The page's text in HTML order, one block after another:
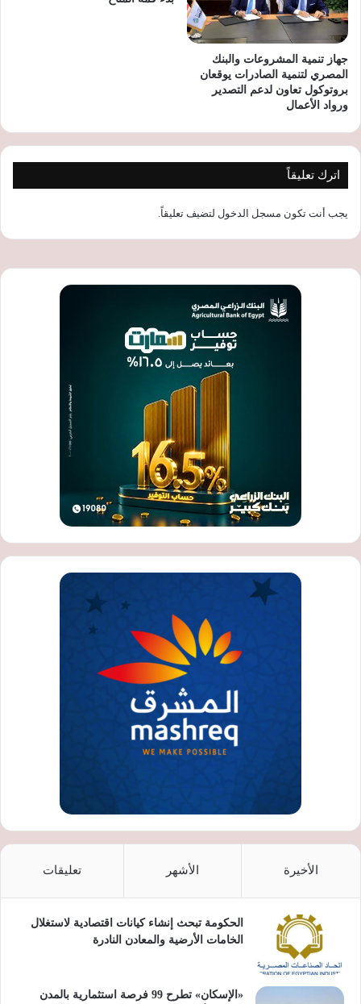
جهاز تنمية المشروعات والبنك
المصري لتنمية الصادرات يوقعان
بروتوكول تعاون لدعم التصدير
ورواد الأعمال
اترك تعليقاً
يجب أنت تكون مسجل الدخول لتضيف تعليقاً.
الأخيرة الأشهر تعليقات
الحكومة تبحث إنشاء كيانات اقتصادية لاستغلال
الخامات الأرضية والمعادن النادرة
«الإسكان» تطرح 99 فرصة استثمارية بالمدن